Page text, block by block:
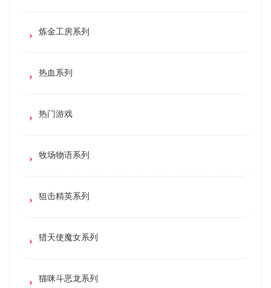
炼金工房系列
热血系列
热门游戏
牧场物语系列
狙击精英系列
猎天使魔女系列
猫咪斗恶龙系列